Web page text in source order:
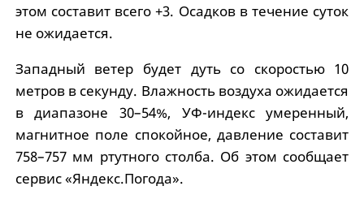
этом составит всего +3. Осадков в течение суток
не ожидается.
Западный ветер будет дуть со скоростью 10
метров в секунду. Влажность воздуха ожидается
в диапазоне 30–54%, УФ-индекс умеренный,
магнитное поле спокойное, давление составит
758–757 мм ртутного столба. Об этом сообщает
сервис «Яндекс.Погода».